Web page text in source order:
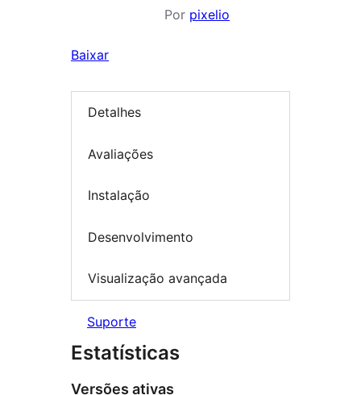
Por pixelio
Baixar
Detalhes
Avaliações
Instalação
Desenvolvimento
Visualização avançada
Suporte
Estatísticas
Versões ativas